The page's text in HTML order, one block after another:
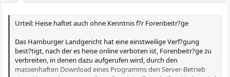
Urteil: Heise haftet auch ohne Kenntnis f?r Forenbeitr?ge
Das Hamburger Landgericht hat eine einstweilige Verf?gung
best?tigt, nach der es heise online verboten ist, Forenbeitr?ge zu
verbreiten, in denen dazu aufgerufen wird, durch den
massenhaften Download eines Programms den Server-Betrieb